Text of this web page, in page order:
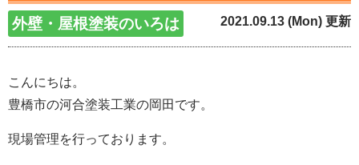
外壁・屋根塗装のいろは 2021.09.13 (Mon) 更新
こんにちは。
豊橋市の河合塗装工業の岡田です。
現場管理を行っております。